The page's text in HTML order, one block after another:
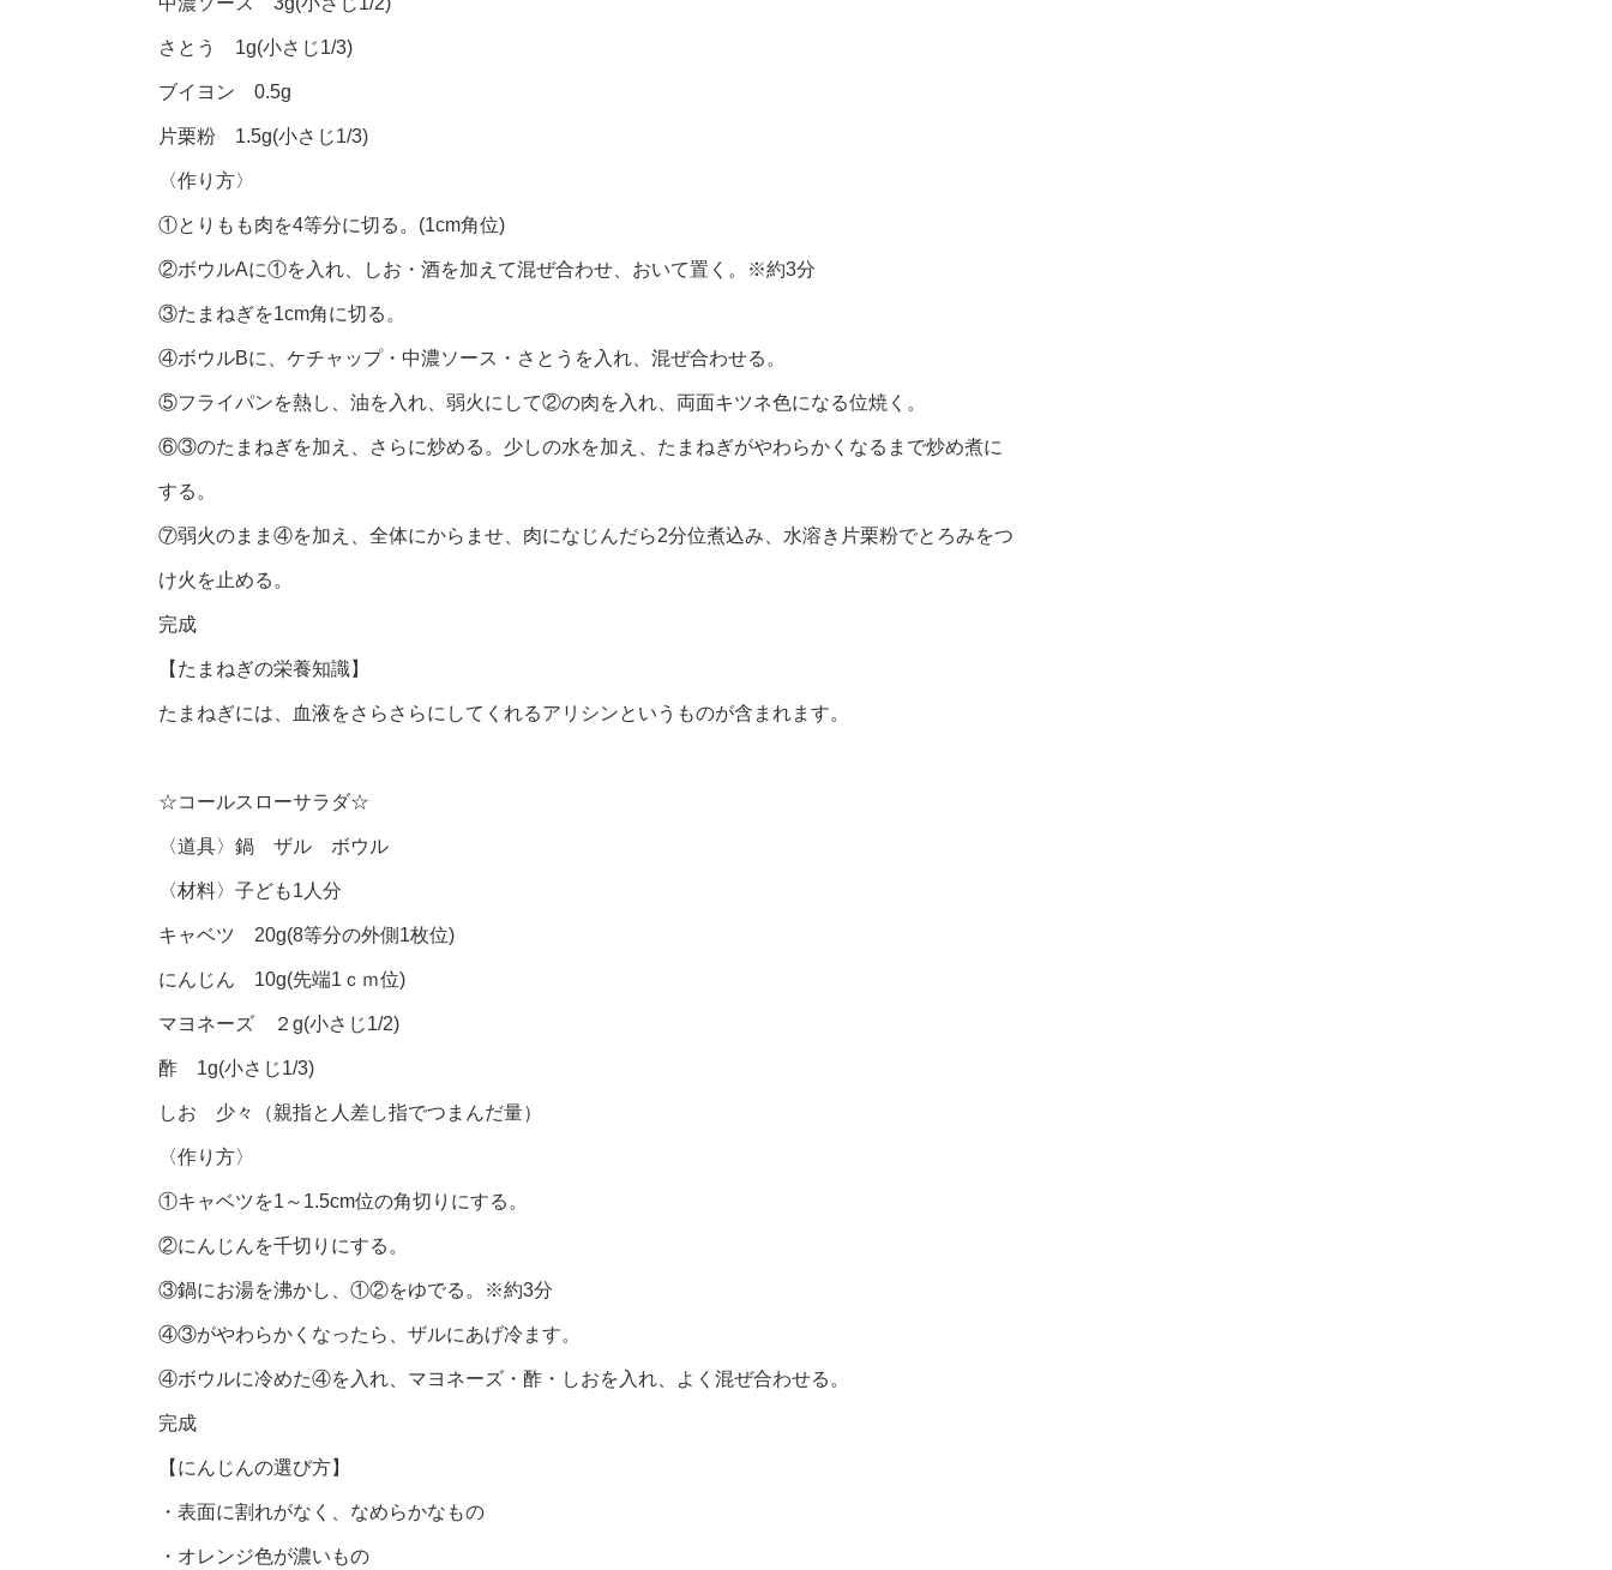
さとう 1g(小さじ1/3)
ブイヨン 0.5g
片栗粉 1.5g(小さじ1/3)
〈作り方〉
①とりもも肉を4等分に切る。(1cm角位)
②ボウルAに①を入れ、しお・酒を加えて混ぜ合わせ、おいて置く。※約3分
③たまねぎを1cm角に切る。
④ボウルBに、ケチャップ・中濃ソース・さとうを入れ、混ぜ合わせる。
⑤フライパンを熱し、油を入れ、弱火にして②の肉を入れ、両面キツネ色になる位焼く。
⑥③のたまねぎを加え、さらに炒める。少しの水を加え、たまねぎがやわらかくなるまで炒め煮に
する。
⑦弱火のまま④を加え、全体にからませ、肉になじんだら2分位煮込み、水溶き片栗粉でとろみをつ
け火を止める。
完成
【たまねぎの栄養知識】
たまねぎには、血液をさらさらにしてくれるアリシンというものが含まれます。
☆コールスローサラダ☆
〈道具〉鍋 ザル ボウル
〈材料〉子ども1人分
キャベツ 20g(8等分の外側1枚位)
にんじん 10g(先端1ｃｍ位)
マヨネーズ ２g(小さじ1/2)
酢 1g(小さじ1/3)
しお 少々（親指と人差し指でつまんだ量）
〈作り方〉
①キャベツを1～1.5cm位の角切りにする。
②にんじんを千切りにする。
③鍋にお湯を沸かし、①②をゆでる。※約3分
④③がやわらかくなったら、ザルにあげ冷ます。
④ボウルに冷めた④を入れ、マヨネーズ・酢・しおを入れ、よく混ぜ合わせる。
完成
【にんじんの選び方】
・表面に割れがなく、なめらかなもの
・オレンジ色が濃いもの